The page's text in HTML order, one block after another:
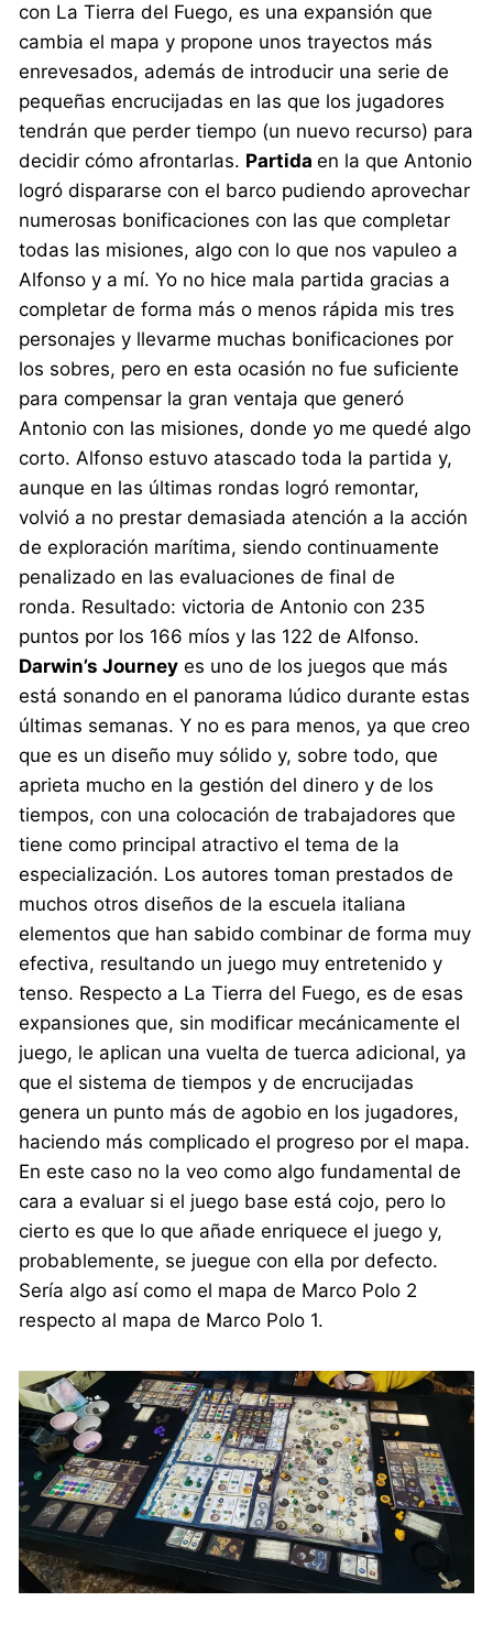
con La Tierra del Fuego, es una expansión que
cambia el mapa y propone unos trayectos más
enrevesados, además de introducir una serie de
pequeñas encrucijadas en las que los jugadores
tendrán que perder tiempo (un nuevo recurso) para
decidir cómo afrontarlas. Partidaen la que Antonio
logró dispararse con el barco pudiendo aprovechar
numerosas bonificaciones con las que completar
todas las misiones, algo con lo que nos vapuleo a
Alfonso y a mí. Yo no hice mala partida gracias a
completar de forma más o menos rápida mis tres
personajes y llevarme muchas bonificaciones por
los sobres, pero en esta ocasión no fue suficiente
para compensar la gran ventaja que generó
Antonio con las misiones, donde yo me quedé algo
corto. Alfonso estuvo atascado toda la partida y,
aunque en las últimas rondas logró remontar,
volvió a no prestar demasiada atención a la acción
de exploración marítima, siendo continuamente
penalizado en las evaluaciones de final de
ronda. Resultado: victoria de Antonio con 235
puntos por los 166 míos y las 122 de Alfonso.
Darwin’s Journey es uno de los juegos que más
está sonando en el panorama lúdico durante estas
últimas semanas. Y no es para menos, ya que creo
que es un diseño muy sólido y, sobre todo, que
aprieta mucho en la gestión del dinero y de los
tiempos, con una colocación de trabajadores que
tiene como principal atractivo el tema de la
especialización. Los autores toman prestados de
muchos otros diseños de la escuela italiana
elementos que han sabido combinar de forma muy
efectiva, resultando un juego muy entretenido y
tenso. Respecto a La Tierra del Fuego, es de esas
expansiones que, sin modificar mecánicamente el
juego, le aplican una vuelta de tuerca adicional, ya
que el sistema de tiempos y de encrucijadas
genera un punto más de agobio en los jugadores,
haciendo más complicado el progreso por el mapa.
En este caso no la veo como algo fundamental de
cara a evaluar si el juego base está cojo, pero lo
cierto es que lo que añade enriquece el juego y,
probablemente, se juegue con ella por defecto.
Sería algo así como el mapa de Marco Polo 2
respecto al mapa de Marco Polo 1.